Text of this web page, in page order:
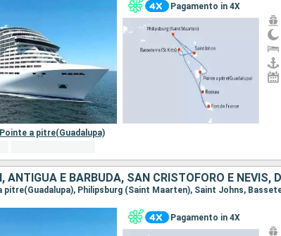
Pagamento in 4X
Pointe a pitre(Guadalupa)
Pagamento in 4X